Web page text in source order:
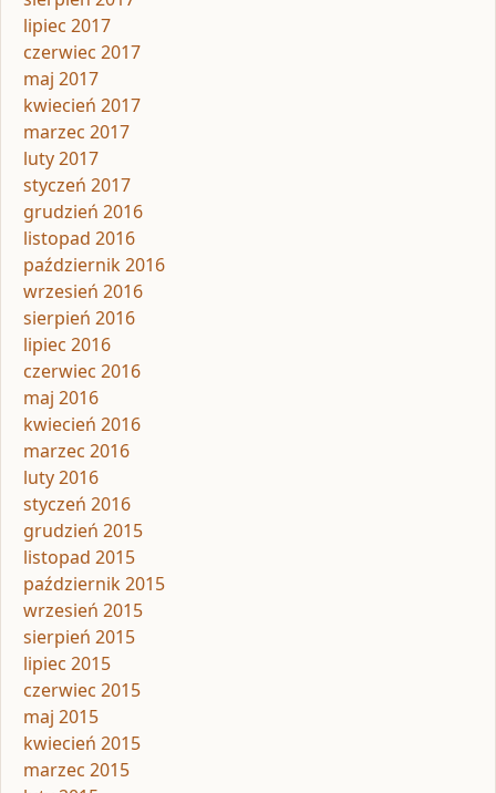
lipiec 2017
czerwiec 2017
maj 2017
kwiecień 2017
marzec 2017
luty 2017
styczeń 2017
grudzień 2016
listopad 2016
październik 2016
wrzesień 2016
sierpień 2016
lipiec 2016
czerwiec 2016
maj 2016
kwiecień 2016
marzec 2016
luty 2016
styczeń 2016
grudzień 2015
listopad 2015
październik 2015
wrzesień 2015
sierpień 2015
lipiec 2015
czerwiec 2015
maj 2015
kwiecień 2015
marzec 2015